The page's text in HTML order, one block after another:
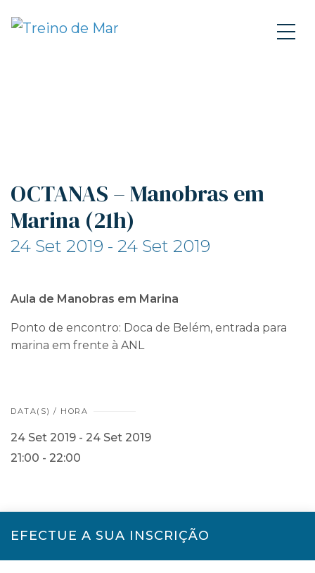
OCTANAS – Manobras em
Marina (21h)
24 Set 2019 - 24 Set 2019
Aula de Manobras em Marina
Ponto de encontro: Doca de Belém, entrada para
marina em frente à ANL
DATA(S) / HORA
24 Set 2019 - 24 Set 2019
21:00 - 22:00
EFECTUE A SUA INSCRIÇÃO